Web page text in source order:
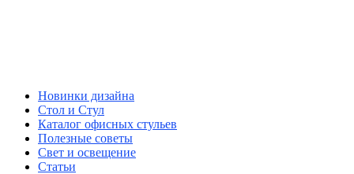
Новинки дизайна
Стол и Стул
Каталог офисных стульев
Полезные советы
Свет и освещение
Статьи